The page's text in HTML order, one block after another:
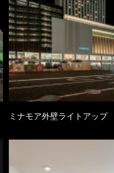
ミナモア外壁ライトアップ